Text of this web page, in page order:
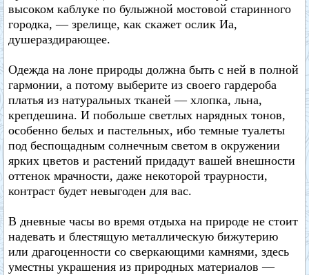
высоком каблуке по булыжной мостовой старинного
городка, — зрелище, как скажет ослик Иа,
душераздирающее.
Одежда на лоне природы должна быть с ней в полной
гармонии, а потому выберите из своего гардероба
платья из натуральных тканей — хлопка, льна,
крепдешина. И побольше светлых нарядных тонов,
особенно белых и пастельных, ибо темные туалеты
под беспощадным солнечным светом в окружении
ярких цветов и растений придадут вашей внешности
оттенок мрачности, даже некоторой траурности,
контраст будет невыгоден для вас.
В дневные часы во время отдыха на природе не стоит
надевать и блестящую металлическую бижутерию
или драгоценности со сверкающими камнями, здесь
уместны украшения из природных материалов —